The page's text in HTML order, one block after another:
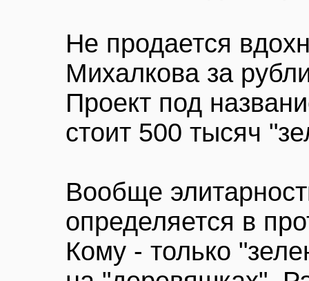
Не продается
Михалкова за
Проект под
стоит 500 тысяч
Вообще
определяется в
Кому - только